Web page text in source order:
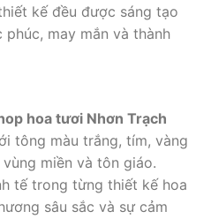
kế đều được sáng tạo
may mắn và thành
hoa tươi Nhơn Trạch
tông màu trắng, tím, vàng
miền và tôn giáo.
tế trong từng thiết kế hoa
sâu sắc và sự cảm